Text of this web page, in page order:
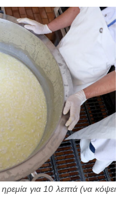
για 10 λεπτά (να κόψει